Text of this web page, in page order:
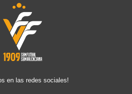
en las redes sociales!